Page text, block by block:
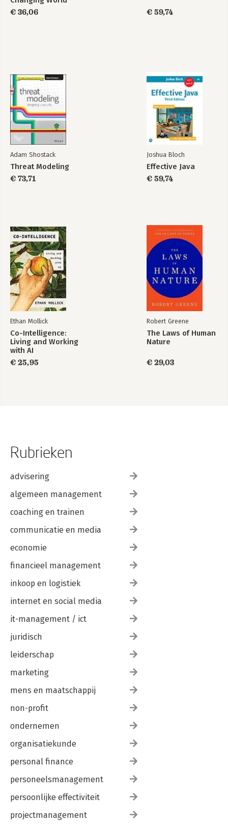
Order
€ 36,06 € 59,74
Adam Shostack
Threat Modeling
€ 73,71
Joshua Bloch
Effective Java
€ 59,74
Ethan Mollick
Co-Intelligence:
Living and Working
with AI
€ 25,95
Robert Greene
The Laws of Human
Nature
€ 29,03
Rubrieken
advisering
algemeen management
coaching en trainen
communicatie en media
economie
financieel management
inkoop en logistiek
internet en social media
it-management / ict
juridisch
leiderschap
marketing
mens en maatschappij
non-profit
ondernemen
organisatiekunde
personal finance
personeelsmanagement
persoonlijke effectiviteit
projectmanagement